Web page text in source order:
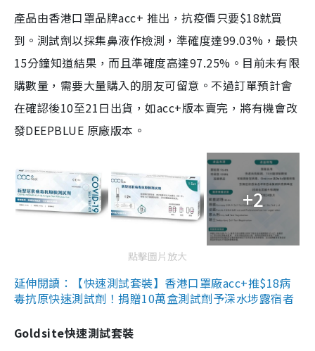
產品由香港口罩品牌acc+ 推出，抗疫價只要$18就買
到。測試劑以採集鼻液作檢測，準確度達99.03%，最快
15分鐘知道結果，而且準確度高達97.25%。目前未有限
購數量，需要大量購入的朋友可留意。不過訂單預計會
在確認後10至21日出貨，如acc+版本賣完，將有機會改
發DEEPBLUE 原廠版本。
+2
點擊圖片放大
延伸閱讀：【快速測試套裝】香港口罩廠acc+推$18病
毒抗原快速測試劑！捐贈10萬盒測試劑予深水埗露宿者
Goldsite快速測試套裝